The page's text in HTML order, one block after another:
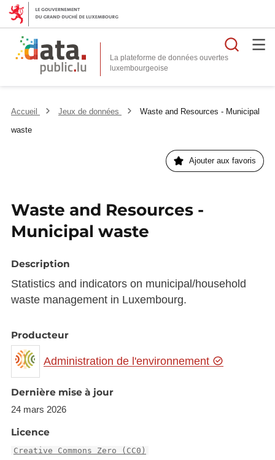
La plateforme de données ouvertes
Accueil Jeux de données
Waste and Resources - Municipal
waste
Ajouter aux favoris
Waste and Resources -
Municipal waste
Description
Statistics and indicators on municipal/household
waste management in Luxembourg.
Producteur
Administration de l'environnement
Dernière mise à jour
24 mars 2026
Licence
Creative Commons Zero (CC0)